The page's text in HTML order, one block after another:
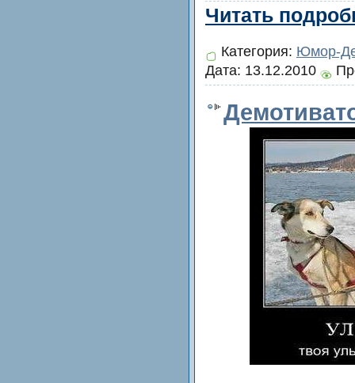
Читать
Категория: Юмор-
Дата: 13.12.2010